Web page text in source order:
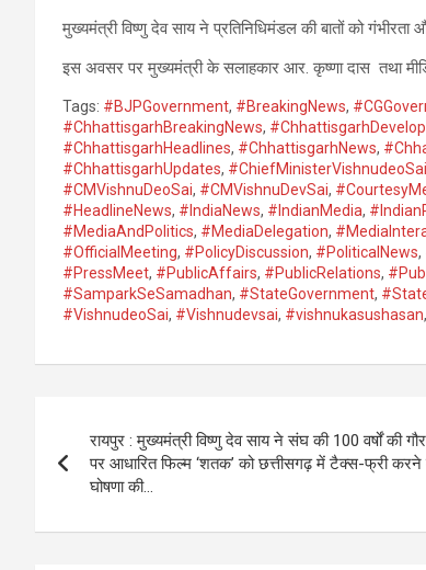
मुख्यमंत्री विष्णु देव साय ने प्रतिनिधिमंडल की बातों को
इस अवसर पर मुख्यमंत्री के सलाहकार आर. कृष्णा दास तथा
Tags: #BJPGovernment, #BreakingNews,
#ChhattisgarhBreakingNews,
#ChhattisgarhHeadlines, #ChhattisgarhNews,
#ChhattisgarhUpdates, #ChiefMinisterVishnudeoSai
#CMVishnuDeoSai, #CMVishnuDevSai,
#HeadlineNews, #IndiaNews, #IndianMedia,
#MediaAndPolitics, #MediaDelegation,
#OfficialMeeting, #PolicyDiscussion, #PoliticalNews,
#PressMeet, #PublicAffairs, #PublicRelations,
#SamparkSeSamadhan, #StateGovernment,
#VishnudeoSai, #Vishnudevsai, #vishnukasushasan,
navigation
रायपुर : मुख्यमंत्री विष्णु देव साय ने संघ की 100 वर्षों की
पर आधारित फिल्म ‘शतक’ को छत्तीसगढ़ में टैक्स-फ्री करने
घोषणा की…